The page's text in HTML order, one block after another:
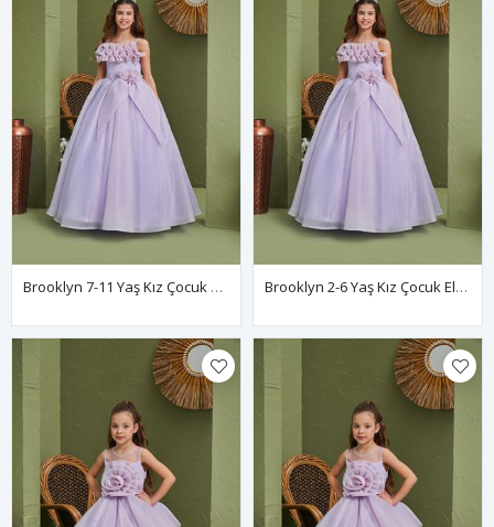
Brooklyn 7-11 Yaş Kız Çocuk Elbise 30169 Lila Brooklyn 2-6 Yaş Kız Çocuk Elbise 20169 Lila